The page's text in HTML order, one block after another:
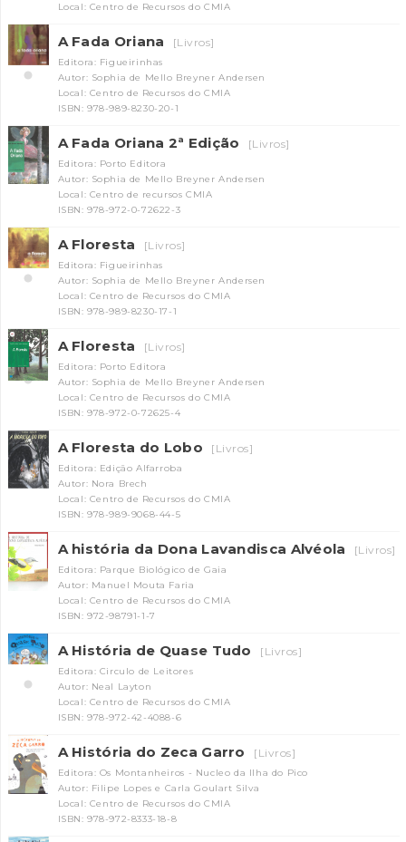
Local: Centro de Recursos do CMIA
A Fada Oriana [Livros]
Editora: Figueirinhas
Autor: Sophia de Mello Breyner Andersen
Local: Centro de Recursos do CMIA
ISBN: 978-989-8230-20-1
A Fada Oriana 2ª Edição [Livros]
Editora: Porto Editora
Autor: Sophia de Mello Breyner Andersen
Local: Centro de recursos CMIA
ISBN: 978-972-0-72622-3
A Floresta [Livros]
Editora: Figueirinhas
Autor: Sophia de Mello Breyner Andersen
Local: Centro de Recursos do CMIA
ISBN: 978-989-8230-17-1
A Floresta [Livros]
Editora: Porto Editora
Autor: Sophia de Mello Breyner Andersen
Local: Centro de Recursos do CMIA
ISBN: 978-972-0-72625-4
A Floresta do Lobo [Livros]
Editora: Edição Alfarroba
Autor: Nora Brech
Local: Centro de Recursos do CMIA
ISBN: 978-989-9068-44-5
A história da Dona Lavandisca Alvéola [Livros]
Editora: Parque Biológico de Gaia
Autor: Manuel Mouta Faria
Local: Centro de Recursos do CMIA
ISBN: 972-98791-1-7
A História de Quase Tudo [Livros]
Editora: Circulo de Leitores
Autor: Neal Layton
Local: Centro de Recursos do CMIA
ISBN: 978-972-42-4088-6
A História do Zeca Garro [Livros]
Editora: Os Montanheiros - Nucleo da Ilha do Pico
Autor: Filipe Lopes e Carla Goulart Silva
Local: Centro de Recursos do CMIA
ISBN: 978-972-8333-18-8